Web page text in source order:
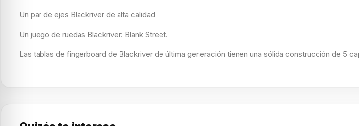
Un par de ejes Blackriver de alta calidad
Un juego de ruedas Blackriver: Blank Street.
Las tablas de fingerboard de Blackriver de última generación tienen una sólida construcción de 5